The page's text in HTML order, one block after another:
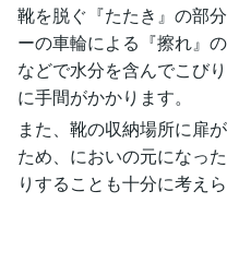
靴を脱ぐ『たたき』の部
ーの車輪による『擦れ』
などで水分を含んでこび
に手間がかかります。
また、靴の収納場所に扉
ため、においの元になっ
りすることも十分に考えら